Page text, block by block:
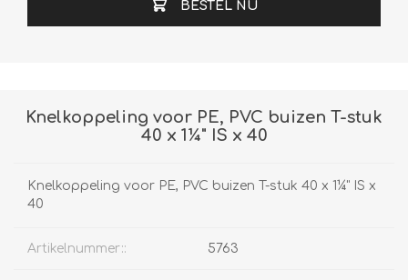
BESTEL NU
Knelkoppeling voor PE, PVC buizen T-stuk
40 x 1¼" IS x 40
Knelkoppeling voor PE, PVC buizen T-stuk 40 x 1¼" IS x
40
Artikelnummer:: 5763